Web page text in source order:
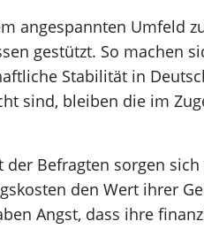
angespannten Umfeld
gestützt. So machen
Stabilität in
sind, bleiben die im
Befragten sorgen
den Wert ihrer
Angst, dass ihre